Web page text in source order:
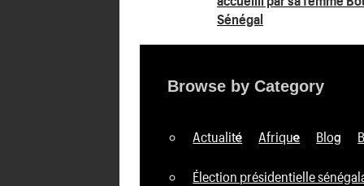
de
l’article
Sénégal
Browse by Category
Actualité Afrique Blog
Élection présidentielle